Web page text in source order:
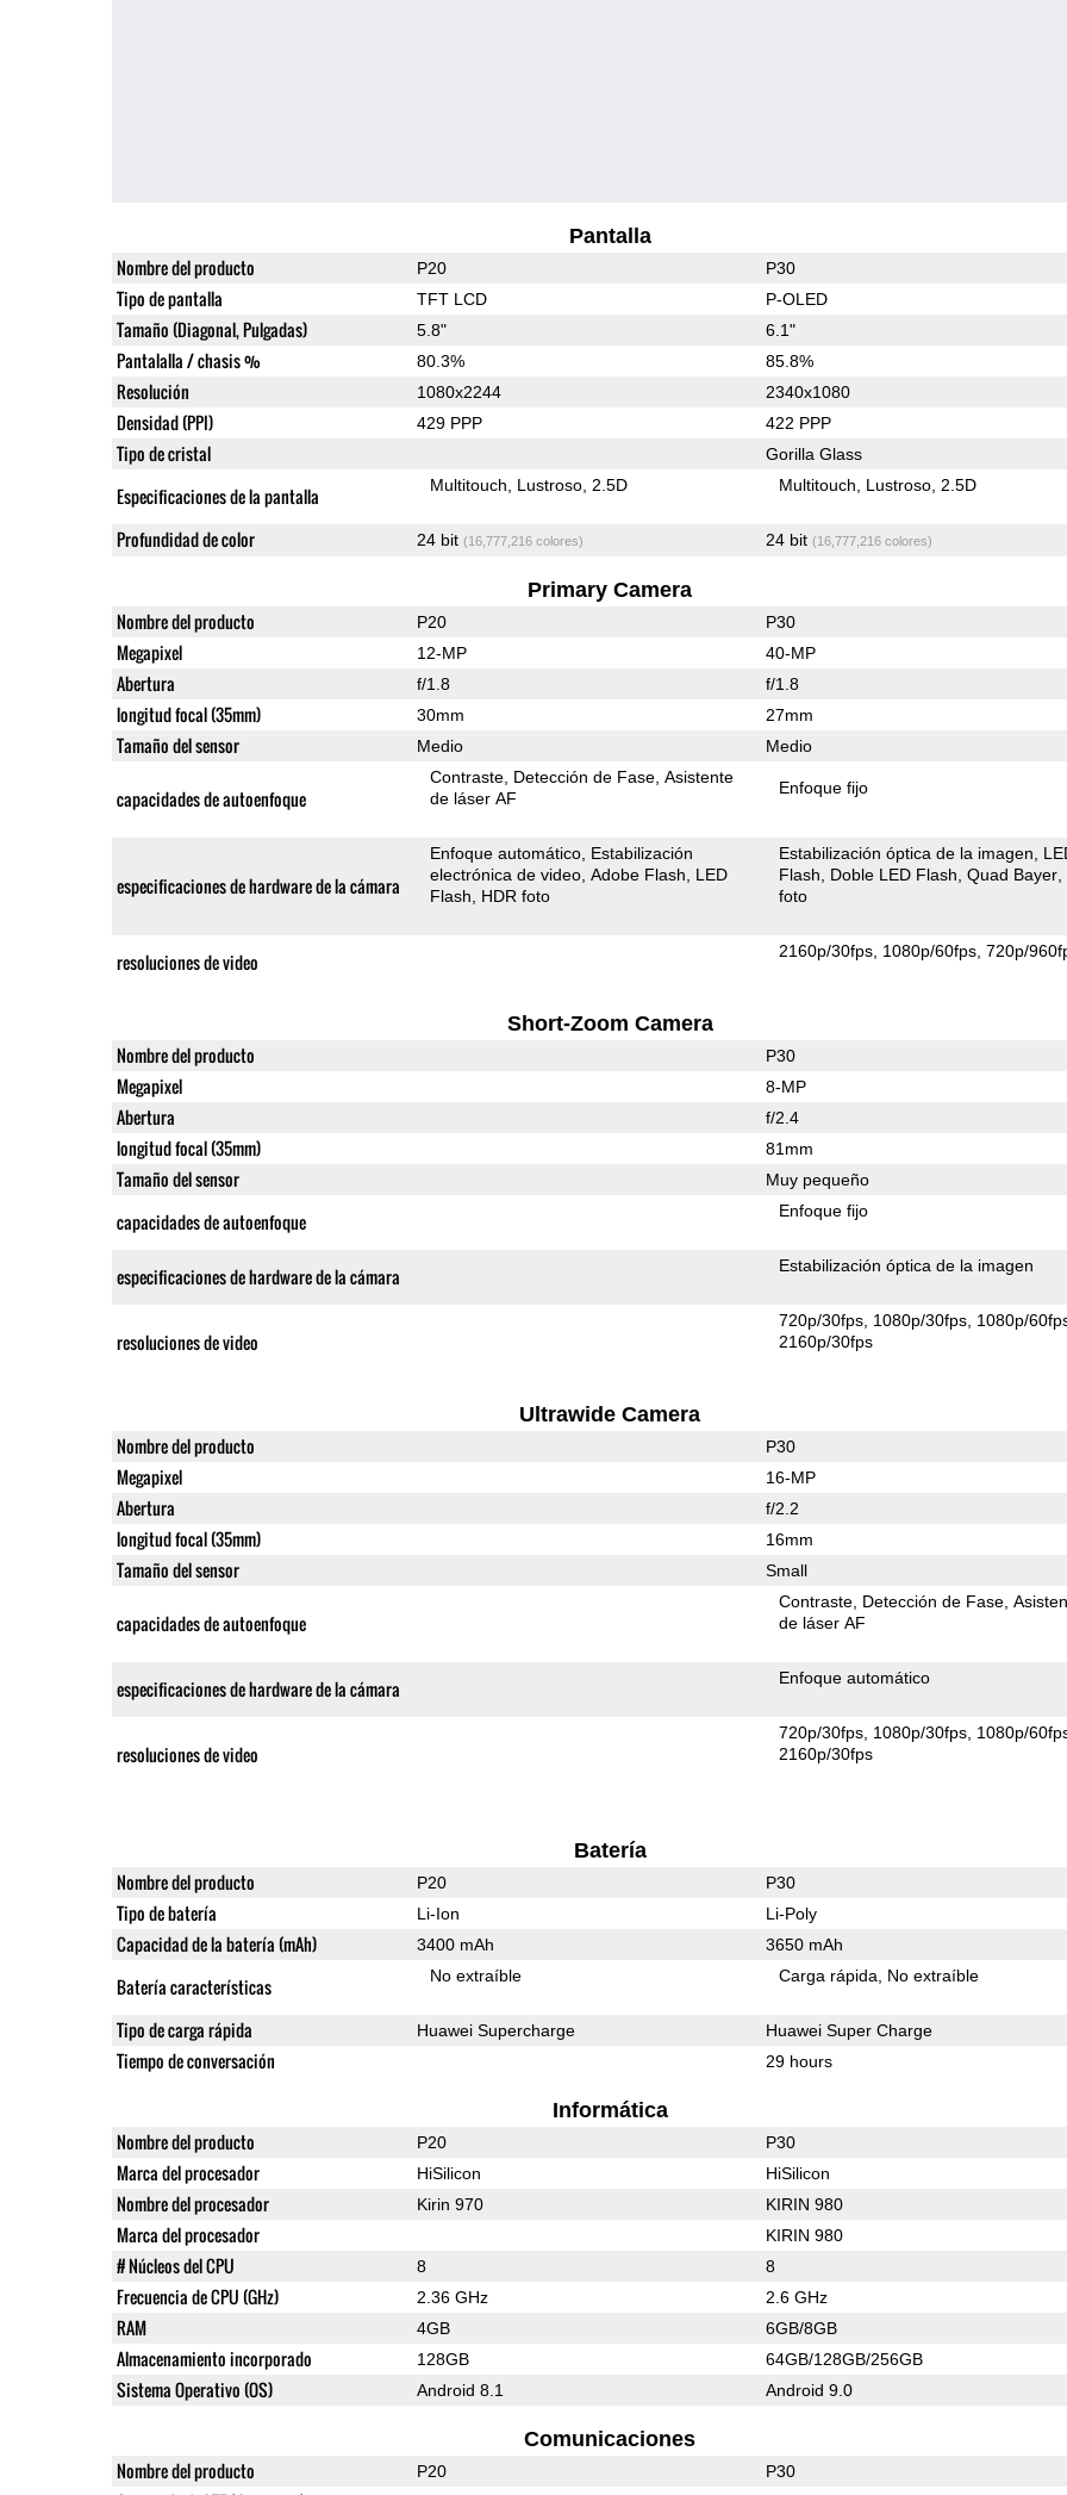
Pantalla
Nombre del producto P20 P30
Tipo de pantalla TFT LCD P-OLED
Tamaño (Diagonal, Pulgadas) 5.8" 6.1"
Pantalalla / chasis % 80.3% 85.8%
Resolución 1080x2244 2340x1080
Densidad (PPI) 429 PPP 422 PPP
Tipo de cristal Gorilla Glass
Especificaciones de la pantalla Multitouch Lustroso 2.5D Multitouch Lustroso 2.5D
Profundidad de color 24 bit (16,777,216 colores) 24 bit (16,777,216 colores)
Primary Camera
Nombre del producto P20 P30
Megapixel 12-MP 40-MP
Abertura f/1.8 f/1.8
longitud focal (35mm) 30mm 27mm
Tamaño del sensor Medio Medio
capacidades de autoenfoque
Contraste Detección de Fase Asistente
de láser AF
Enfoque fijo
especificaciones de hardware de la cámara
Enfoque automático Estabilización
electrónica de video Adobe Flash
LED
Flash
HDR foto
Estabilización óptica de la imagen
Flash
Doble LED Flash Quad Bayer
foto
resoluciones de video 2160p/30fps 1080p/60fps 720p/
Short-Zoom Camera
Nombre del producto P30
Megapixel 8-MP
Abertura f/2.4
longitud focal (35mm) 81mm
Tamaño del sensor Muy pequeño
capacidades de autoenfoque Enfoque fijo
especificaciones de hardware de la cámara Estabilización óptica de la imagen
resoluciones de video
720p/30fps 1080p/30fps 1080p/
2160p/30fps
Ultrawide Camera
Nombre del producto P30
Megapixel 16-MP
Abertura f/2.2
longitud focal (35mm) 16mm
Tamaño del sensor Small
capacidades de autoenfoque
Contraste Detección de Fase
de láser AF
especificaciones de hardware de la cámara Enfoque automático
resoluciones de video
720p/30fps 1080p/30fps 1080p/
2160p/30fps
Batería
Nombre del producto P20 P30
Tipo de batería Li-Ion Li-Poly
Capacidad de la batería (mAh) 3400 mAh 3650 mAh
Batería características No extraíble Carga rápida No extraíble
Tipo de carga rápida Huawei Supercharge Huawei Super Charge
Tiempo de conversación 29 hours
Informática
Nombre del producto P20 P30
Marca del procesador HiSilicon HiSilicon
Nombre del procesador Kirin 970 KIRIN 980
Marca del procesador KIRIN 980
# Núcleos del CPU 8 8
Frecuencia de CPU (GHz) 2.36 GHz 2.6 GHz
RAM 4GB 6GB/8GB
Almacenamiento incorporado 128GB 64GB/128GB/256GB
Sistema Operativo (OS) Android 8.1 Android 9.0
Comunicaciones
Nombre del producto P20 P30